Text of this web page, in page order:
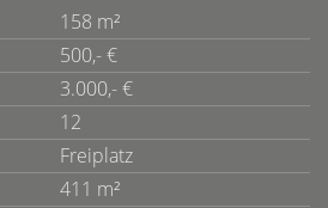
158 m²
500,- €
3.000,- €
12
Freiplatz
411 m²